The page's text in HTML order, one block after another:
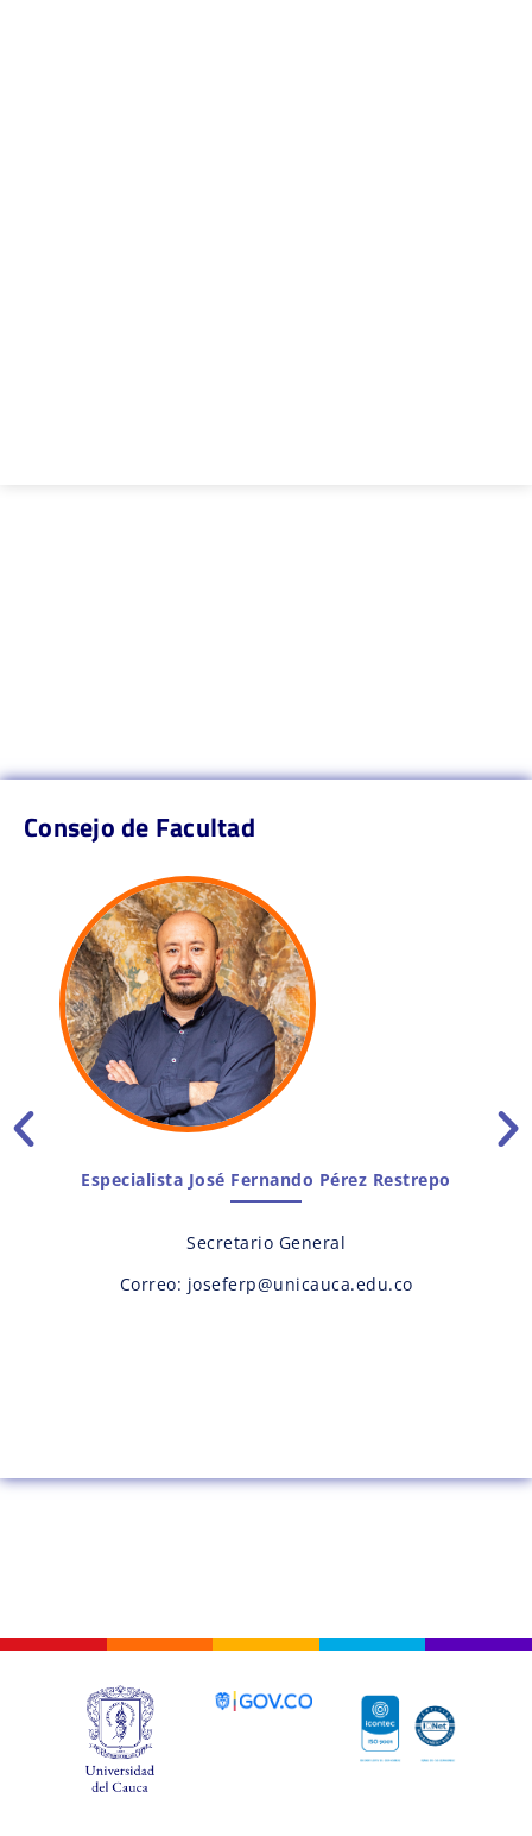
Consejo de Facultad
Especialista José Fernando Pérez Restrepo
Secretario General
Correo: joseferp@unicauca.edu.co